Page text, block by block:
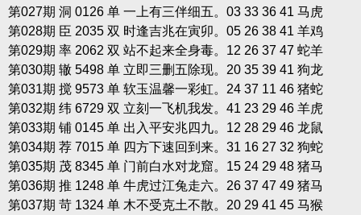
第027期 洞 0126 单 一上有三伴细五。03 33 36 41 马虎
第028期 臣 2035 双 时逢吉兆在寅卯。05 26 38 41 羊鸡
第029期 率 2062 双 站不起来全身毒。12 26 37 47 蛇羊
第030期 辙 5498 单 立即三删五除现。20 35 39 41 狗龙
第031期 搅 9573 单 软玉温馨一彩虹。24 37 11 46 猪蛇
第032期 纬 6729 双 立刻一飞机我发。41 23 29 46 羊虎
第033期 铺 0145 单 出入平安兆四九。12 28 29 46 龙鼠
第034期 荐 7015 单 四方下速回到来。31 16 27 32 狗蛇
第035期 茂 8345 单 门前白水对龙窟。15 24 29 48 猪马
第036期 推 1248 单 牛虎过江兔走六。26 37 47 49 猪马
第037期 苛 1324 单 木不受克土不散。20 29 41 45 马猴